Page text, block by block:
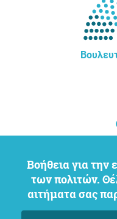
Βοήθεια για την ενίσχυση της συμμετοχής
των πολιτών.
αιτήματα σας